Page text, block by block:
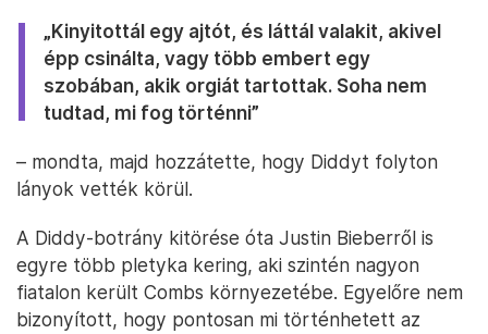
„Kinyitottál egy ajtót, és láttál valakit, akivel
épp csinálta, vagy több embert egy
szobában, akik orgiát tartottak. Soha nem
tudtad, mi fog történni”
– mondta, majd hozzátette, hogy Diddyt folyton
lányok vették körül.
A Diddy-botrány kitörése óta Justin Bieberről is
egyre több pletyka kering, aki szintén nagyon
fiatalon került Combs környezetébe. Egyelőre nem
bizonyított, hogy pontosan mi történhetett az